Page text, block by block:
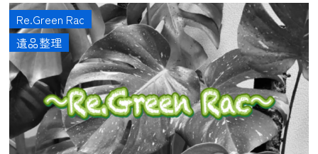
Re.Green Rac
遺品整理